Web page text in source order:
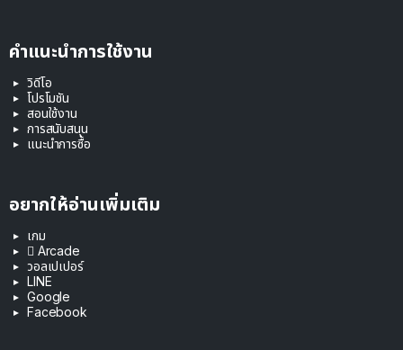
คำแนะนำการใช้งาน
วิดีโอ
โปรโมชัน
สอนใช้งาน
การสนับสนุน
แนะนำการซื้อ
อยากให้อ่านเพิ่มเติม
เกม
 Arcade
วอลเปเปอร์
LINE
Google
Facebook